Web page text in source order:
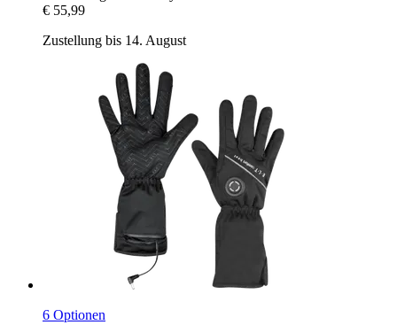
€ 55,99
Zustellung bis 14. August
6 Optionen